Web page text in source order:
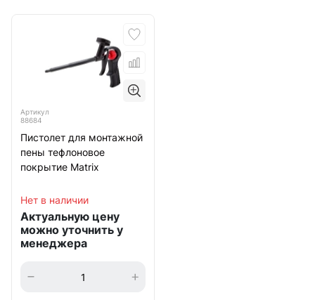
Артикул
88684
Пистолет для монтажной
пены тефлоновое
покрытие Matrix
Нет в наличии
Актуальную цену
можно уточнить у
менеджера